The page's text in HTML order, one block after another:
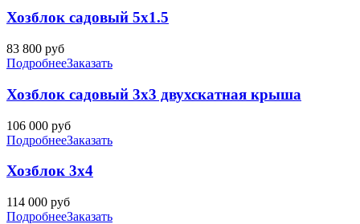
Хозблок садовый 5х1.5
83 800 руб
ПодробнееЗаказать
Хозблок садовый 3х3 двухскатная крыша
106 000 руб
ПодробнееЗаказать
Хозблок 3х4
114 000 руб
ПодробнееЗаказать